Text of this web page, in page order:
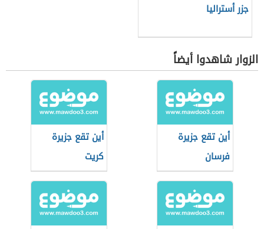
جزر أستراليا
الزوار شاهدوا أيضاً
أين تقع جزيرة
فرسان
أين تقع جزيرة
كريت